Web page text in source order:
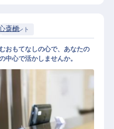
フロント
斎橋
おもてなしの心で、あなたの
中心で活かしませんか。